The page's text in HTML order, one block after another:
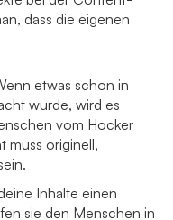
dass die eigenen
etwas schon in
wurde, wird es
vom Hocker
muss originell,
Inhalte einen
sie den Menschen in